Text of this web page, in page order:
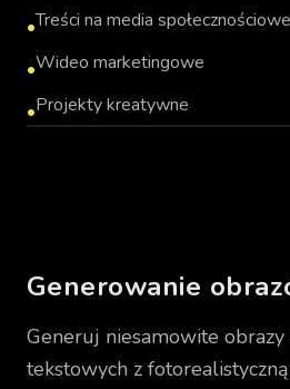
•Treści na media społecznościowe
•Wideo marketingowe
•Projekty kreatywne
Generowanie
Generuj niesamowite
tekstowych z